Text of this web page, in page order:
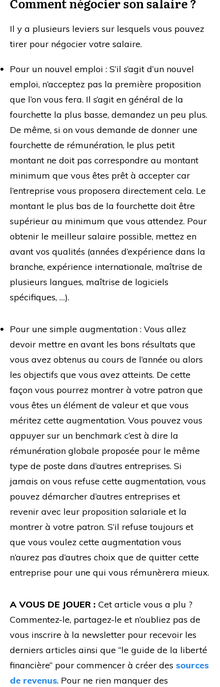
Il y a plusieurs leviers sur lesquels vous pouvez
tirer pour négocier votre salaire.
Pour un nouvel emploi : S’il s’agit d’un nouvel
emploi, n’acceptez pas la première proposition
que l’on vous fera. Il s’agit en général de la
fourchette la plus basse, demandez un peu plus.
De même, si on vous demande de donner une
fourchette de rémunération, le plus petit
montant ne doit pas correspondre au montant
minimum que vous êtes prêt à accepter car
l’entreprise vous proposera directement cela. Le
montant le plus bas de la fourchette doit être
supérieur au minimum que vous attendez. Pour
obtenir le meilleur salaire possible, mettez en
avant vos qualités (années d’expérience dans la
branche, expérience internationale, maîtrise de
plusieurs langues, maîtrise de logiciels
spécifiques, …).
Pour une simple augmentation : Vous allez
devoir mettre en avant les bons résultats que
vous avez obtenus au cours de l’année ou alors
les objectifs que vous avez atteints. De cette
façon vous pourrez montrer à votre patron que
vous êtes un élément de valeur et que vous
méritez cette augmentation. Vous pouvez vous
appuyer sur un benchmark c’est à dire la
rémunération globale proposée pour le même
type de poste dans d’autres entreprises. Si
jamais on vous refuse cette augmentation, vous
pouvez démarcher d’autres entreprises et
revenir avec leur proposition salariale et la
montrer à votre patron. S’il refuse toujours et
que vous voulez cette augmentation vous
n’aurez pas d’autres choix que de quitter cette
entreprise pour une qui vous rémunèrera mieux.
A VOUS DE JOUER : Cet article vous a plu ?
Commentez-le, partagez-le et n’oubliez pas de
vous inscrire à la newsletter pour recevoir les
derniers articles ainsi que “le guide de la liberté
financière” pour commencer à créer des sources
de revenus. Pour ne rien manquer des